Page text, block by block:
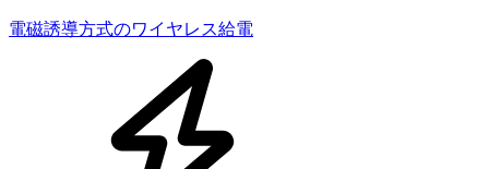
電磁誘導方式のワイヤレス給電